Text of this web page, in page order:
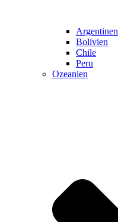
Argentinen
Bolivien
Chile
Peru
Ozeanien